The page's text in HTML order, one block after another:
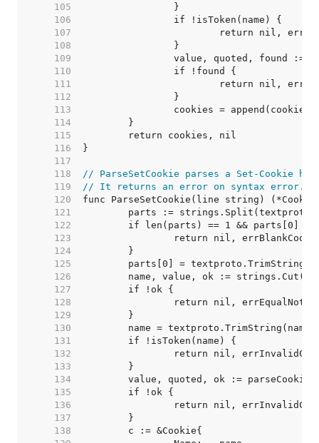
   105
   106
   107
   108
   109
   110
   111
   112
   113
   114
   115
   116
   117
   118
// ParseSetCookie parses a Set-Cookie
   119
// It returns an error on syntax error.
   120
   121
   122
   123
   124
   125
   126
   127
   128
   129
   130
   131
   132
   133
   134
   135
   136
   137
   138